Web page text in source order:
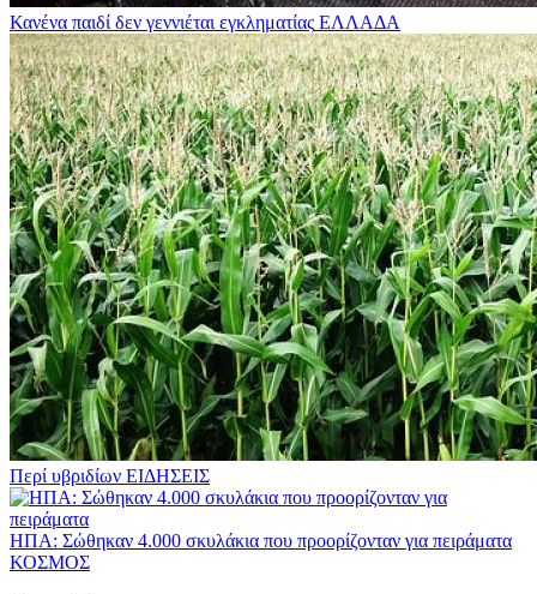
Κανένα παιδί δεν γεννιέται εγκληματίας ΕΛΛΑΔΑ
Περί υβριδίων ΕΙΔΗΣΕΙΣ
ΗΠΑ: Σώθηκαν 4.000 σκυλάκια που προορίζονταν για πειράματα
ΚΟΣΜΟΣ